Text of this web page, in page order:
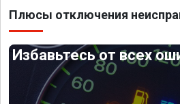
Плюсы отключения
Избавьтесь от всех